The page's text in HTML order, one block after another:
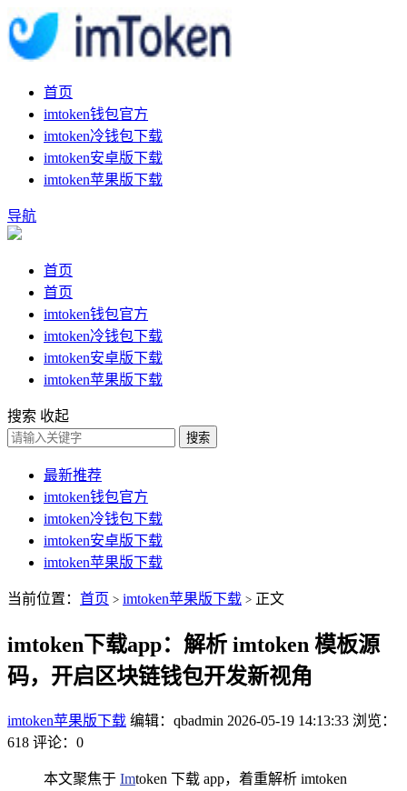
首页
imtoken钱包官方
imtoken冷钱包下载
imtoken安卓版下载
imtoken苹果版下载
导航
首页
首页
imtoken钱包官方
imtoken冷钱包下载
imtoken安卓版下载
imtoken苹果版下载
搜索 收起
搜索
最新推荐
imtoken钱包官方
imtoken冷钱包下载
imtoken安卓版下载
imtoken苹果版下载
当前位置： 首页 > imtoken苹果版下载 > 正文
imtoken下载app：解析 imtoken 模板源
码，开启区块链钱包开发新视角
imtoken苹果版下载 编辑：qbadmin 2026-05-19 14:13:33 浏览：
618 评论：0
本文聚焦于 Imtoken 下载 app，着重解析 imtoken